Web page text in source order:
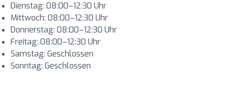
Dienstag: 08:00–12:30 Uhr
Mittwoch: 08:00–12:30 Uhr
Donnerstag: 08:00–12:30 Uhr
Freitag: 08:00–12:30 Uhr
Samstag: Geschlossen
Sonntag: Geschlossen